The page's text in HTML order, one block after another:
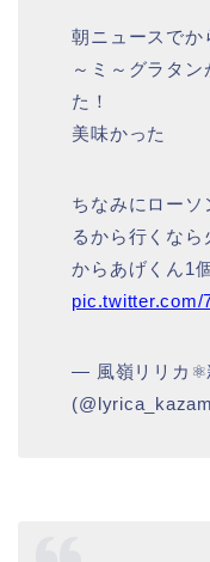
朝ニュースでか
～ミ～グラタ
た！
美味かった
ちなみにローソ
るから行くなら
からあげくん1
pic.twitter.com/
— 風嶺リリカ⚛